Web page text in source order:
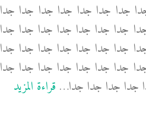
جدا جدا جدا جدا جدا جدا جدا جدا
جدا جدا جدا جدا جدا جدا جدا
جدا جدا جدا جدا جدا جدا جدا
جدا جدا جدا جدا جدا جدا جدا
جدا جدا جدا جدا… قراءة المزيد